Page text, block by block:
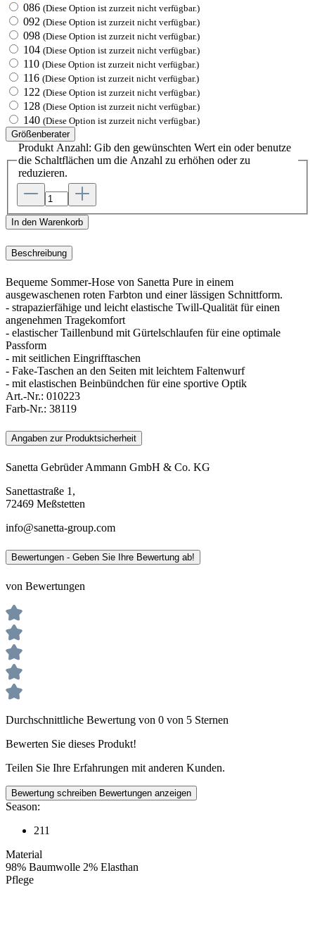
086 (Diese Option ist zurzeit nicht verfügbar.)
092 (Diese Option ist zurzeit nicht verfügbar.)
098 (Diese Option ist zurzeit nicht verfügbar.)
104 (Diese Option ist zurzeit nicht verfügbar.)
110 (Diese Option ist zurzeit nicht verfügbar.)
116 (Diese Option ist zurzeit nicht verfügbar.)
122 (Diese Option ist zurzeit nicht verfügbar.)
128 (Diese Option ist zurzeit nicht verfügbar.)
140 (Diese Option ist zurzeit nicht verfügbar.)
Größenberater
Produkt Anzahl: Gib den gewünschten Wert ein oder benutze
die Schaltflächen um die Anzahl zu erhöhen oder zu
reduzieren.
In den Warenkorb
Beschreibung
Bequeme Sommer-Hose von Sanetta Pure in einem
ausgewaschenen roten Farbton und einer lässigen Schnittform.
- strapazierfähige und leicht elastische Twill-Qualität für einen
angenehmen Tragekomfort
- elastischer Taillenbund mit Gürtelschlaufen für eine optimale
Passform
- mit seitlichen Eingrifftaschen
- Fake-Taschen an den Seiten mit leichtem Faltenwurf
- mit elastischen Beinbündchen für eine sportive Optik
Art.-Nr.: 010223
Farb-Nr.: 38119
Angaben zur Produktsicherheit
Sanetta Gebrüder Ammann GmbH & Co. KG
Sanettastraße 1,
72469 Meßstetten
info@sanetta-group.com
Bewertungen - Geben Sie Ihre Bewertung ab!
von Bewertungen
Durchschnittliche Bewertung von 0 von 5 Sternen
Bewerten Sie dieses Produkt!
Teilen Sie Ihre Erfahrungen mit anderen Kunden.
Bewertung schreiben Bewertungen anzeigen
Season:
211
Material
98% Baumwolle 2% Elasthan
Pflege